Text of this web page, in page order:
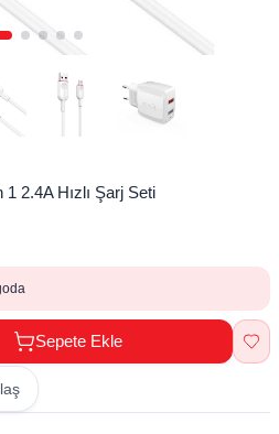
2.4A Hızlı Şarj Seti
Sepete Ekle